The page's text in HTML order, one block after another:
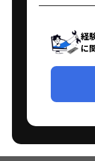
経
に